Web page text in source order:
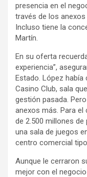
presencia en el
través de los
Incluso tiene la
Martín.
En su oferta
experiencia”,
Estado. López había
Casino Club, sala
gestión pasada.
anexos más. Para
de 2.500 millones
una sala de juegos
centro comercial tipo
Aunque le cerraron
mejor con el